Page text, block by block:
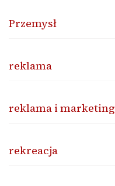
Przemysł
reklama
reklama i marketing
rekreacja